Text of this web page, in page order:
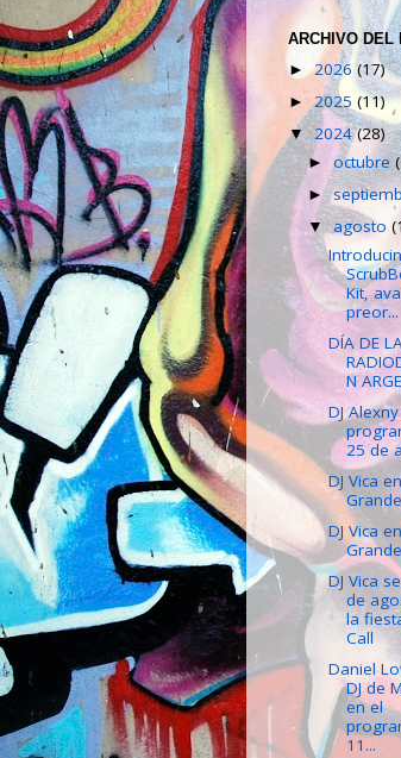
ARCHIVO DEL
►2026 (17)
►2025 (11)
▼2024(28)
►octubre
►
▼agosto
Kit,
preor...
DÍA DE
N
DJ
25 de
DJ Vica
DJ Vica
DJ Vica
de
la
Call
Daniel
DJ de
en el
11...